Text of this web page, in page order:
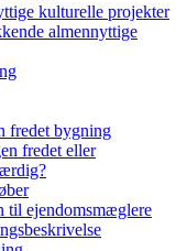
kulturelle projekter
almennyttige
fredet bygning
fredet eller
til ejendomsmæglere